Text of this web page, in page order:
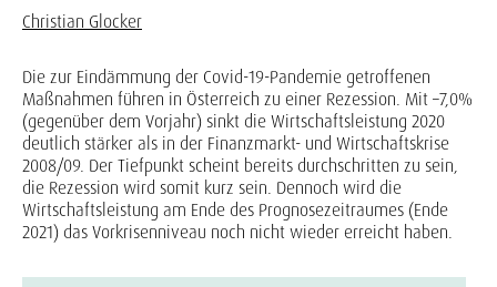
Christian Glocker
Die zur Eindämmung der Covid-19-Pandemie getroffenen
Maßnahmen führen in Österreich zu einer Rezession. Mit –7,0%
(gegenüber dem Vorjahr) sinkt die Wirtschaftsleistung 2020
deutlich stärker als in der Finanzmarkt- und Wirtschaftskrise
2008/09. Der Tiefpunkt scheint bereits durchschritten zu sein,
die Rezession wird somit kurz sein. Dennoch wird die
Wirtschaftsleistung am Ende des Prognosezeitraumes (Ende
2021) das Vorkrisenniveau noch nicht wieder erreicht haben.